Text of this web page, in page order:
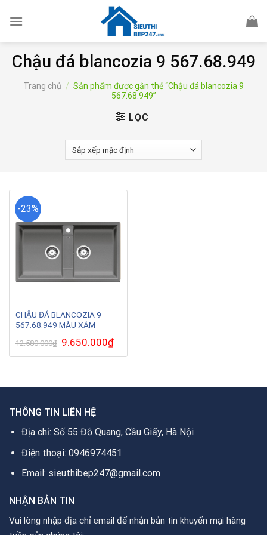
Chậu đá blancozia 9 567.68.949
Trang chủ / Sản phẩm được gắn thẻ “Chậu đá blancozia 9
567.68.949”
LỌC
-23%
CHẬU ĐÁ BLANCOZIA 9
567.68.949 MÀU XÁM
12.580.000₫ Giá
gốc
là:
9.650.000₫Giá
hiện
tại
THÔNG TIN LIÊN HỆ
Địa chỉ: Số 55 Đỗ Quang, Cầu Giấy, Hà Nội
Điện thoại: 0946974451
Email: sieuthibep247@gmail.com
NHẬN BẢN TIN
Vui lòng nhập địa chỉ email để nhận bản tin khuyến mại hàng